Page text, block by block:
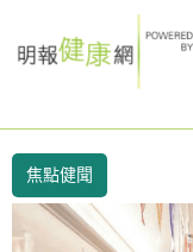
to
焦點健聞